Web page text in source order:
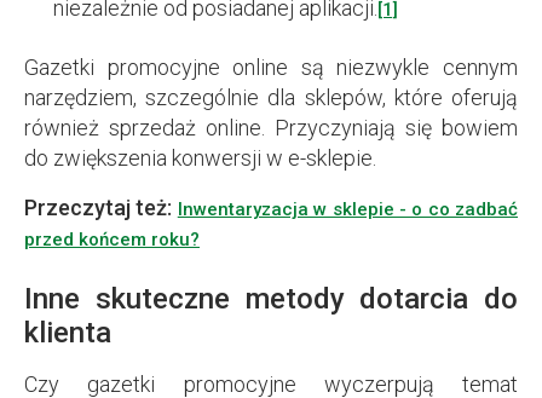
niezależnie od posiadanej aplikacji. [1]
Gazetki promocyjne online są niezwykle cennym
narzędziem, szczególnie dla sklepów, które oferują
również sprzedaż online. Przyczyniają się bowiem
do zwiększenia konwersji w e-sklepie.
Przeczytaj też: Inwentaryzacja w sklepie - o co zadbać
przed końcem roku?
Inne skuteczne metody dotarcia do
klienta
Czy gazetki promocyjne wyczerpują temat